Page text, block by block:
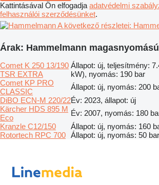
Kattintásával Ön elfogadja adatvédelmi
felhasználói szerződésünket.
A következő részletei:
Árak: Hammelmann
Comet K 250 13/190
TSR EXTRA
Állapot: új, teljesítmény:
kW), nyomás: 190 bar
Comet KP PRO
CLASSIC
Állapot: új, nyomás: 200
DiBO ECN-M 220/22Év: 2023, állapot: új
Kärcher HDS 895 M
Eco
Év: 2007, nyomás: 180
Kranzle C12/150
Állapot: új, nyomás: 160
Rotortech RPC 700 Állapot: új, nyomás: 50 bar